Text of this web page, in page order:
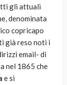
gli attuali
denominata
copricapo
già reso noti i
email- di
nel 1865 che
e si